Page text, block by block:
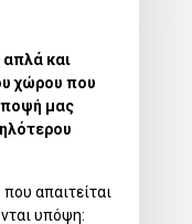
και
χώρου που
μας
απαιτείται
υπόψη: